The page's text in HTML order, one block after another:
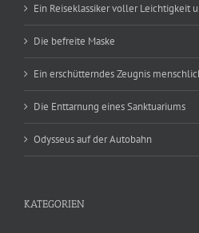
Ein Reiseklassiker voller Leichtigkeit
Die befreite Maske
Ein erschütterndes Zeugnis
Die Enttarnung eines Sanktuariums
Odysseus auf der Autobahn
KATEGORIEN